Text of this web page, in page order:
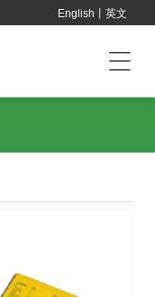
English丨英文